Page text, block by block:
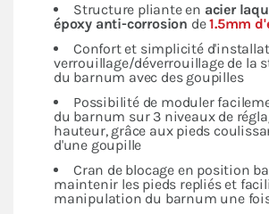
Structure pliante en acier
époxy anti-corrosion de1.5mm
Confort et simplicité
verrouillage/déverrouillage de la
du barnum avec des goupilles
Possibilité de moduler
du barnum sur 3 niveaux de
hauteur, grâce aux pieds
d'une goupille
Cran de blocage en position
maintenir les pieds repliés et
manipulation du barnum une